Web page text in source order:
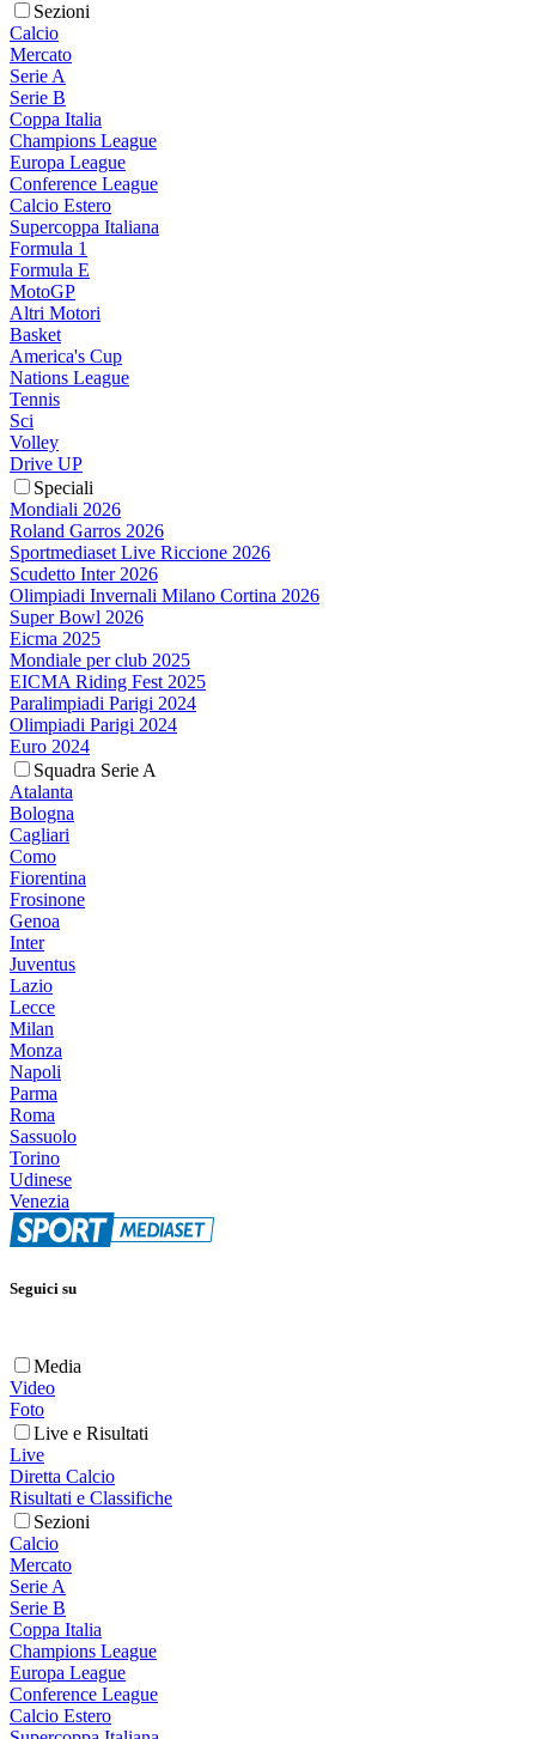
Sezioni
Calcio
Mercato
Serie A
Serie B
Coppa Italia
Champions League
Europa League
Conference League
Calcio Estero
Supercoppa Italiana
Formula 1
Formula E
MotoGP
Altri Motori
Basket
America's Cup
Nations League
Tennis
Sci
Volley
Drive UP
Speciali
Mondiali 2026
Roland Garros 2026
Sportmediaset Live Riccione 2026
Scudetto Inter 2026
Olimpiadi Invernali Milano Cortina 2026
Super Bowl 2026
Eicma 2025
Mondiale per club 2025
EICMA Riding Fest 2025
Paralimpiadi Parigi 2024
Olimpiadi Parigi 2024
Euro 2024
Squadra Serie A
Atalanta
Bologna
Cagliari
Como
Fiorentina
Frosinone
Genoa
Inter
Juventus
Lazio
Lecce
Milan
Monza
Napoli
Parma
Roma
Sassuolo
Torino
Udinese
Venezia
Seguici su
Media
Video
Foto
Live e Risultati
Live
Diretta Calcio
Risultati e Classifiche
Sezioni
Calcio
Mercato
Serie A
Serie B
Coppa Italia
Champions League
Europa League
Conference League
Calcio Estero